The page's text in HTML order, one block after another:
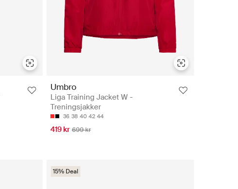
Umbro
Liga Training Jacket W -
Treningsjakker
36 38 40 42 44
419 kr 699 kr
15% Deal